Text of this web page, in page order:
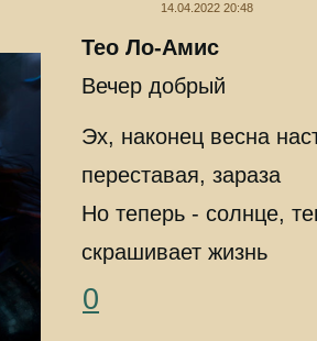
14.04.2022 20:48
Тео Ло-Амис
Вечер добрый
Эх, наконец весна
переставая, зараза
Но теперь - солнце,
скрашивает жизнь
0